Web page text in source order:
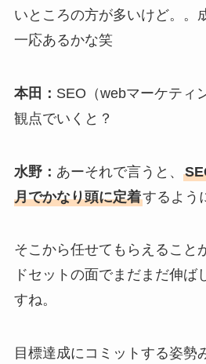
いところの方が多いけど。。
一応あるかな笑
本田： SEO（webマーケティ
観点でいくと？
水野： あーそれで言うと、
月でかなり頭に定着するよう
そこから任せてもらえること
ドセットの面でまだまだ伸ば
すね。
目標達成にコミットする姿勢